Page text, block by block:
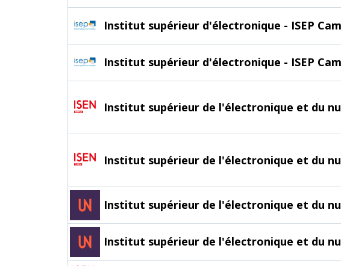
Institut supérieur d'électronique - ISEP
Institut supérieur d'électronique - ISEP
Institut supérieur de l'électronique et du
Institut supérieur de l'électronique et du
Institut supérieur de l'électronique et du
Institut supérieur de l'électronique et du